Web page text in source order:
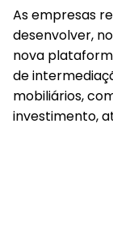
As empresas
desenvolver,
nova
de
mobiliários,
investimento,